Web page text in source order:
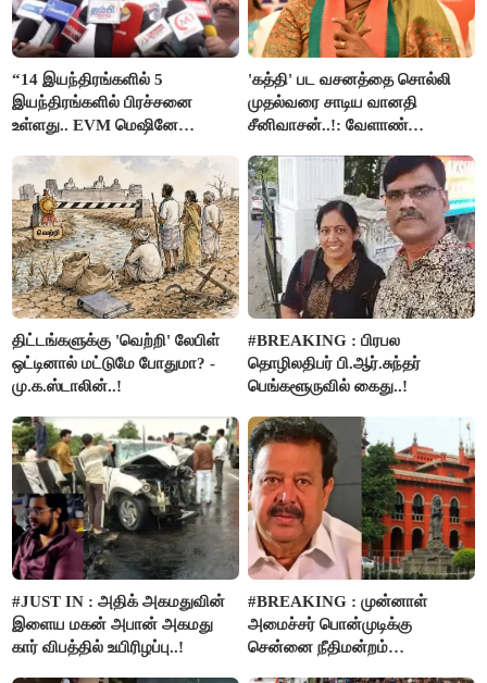
“14 இயந்திரங்களில் 5
இயந்திரங்களில் பிரச்சனை
உள்ளது.. EVM மெஷினே
இளங்கோ
'கத்தி' பட வசனத்தை சொல்லி
முதல்வரை சாடிய வானதி
சீனிவாசன்..!: வேளாண்
எதிர்ப்பு!
திட்டங்களுக்கு 'வெற்றி' லேபிள்
ஒட்டினால் மட்டுமே போதுமா? -
மு.க.ஸ்டாலின்..!
#BREAKING : பிரபல
தொழிலதிபர் பி.ஆர்.சுந்தர்
பெங்களூருவில் கைது..!
#JUST IN : அதிக் அகமதுவின்
இளைய மகன் அபான் அகமது
கார் விபத்தில் உயிரிழப்பு..!
#BREAKING : முன்னாள்
அமைச்சர் பொன்முடிக்கு
சென்னை நீதிமன்றம்